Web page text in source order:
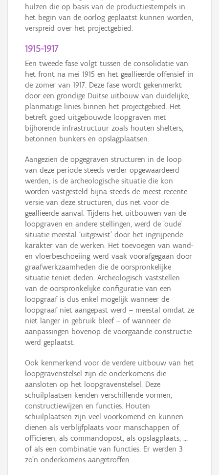
hulzen die op basis van de productiestempels in
het begin van de oorlog geplaatst kunnen worden,
verspreid over het projectgebied.
1915-1917
Een tweede fase volgt tussen de consolidatie van
het front na mei 1915 en het geallieerde offensief in
de zomer van 1917. Deze fase wordt gekenmerkt
door een grondige Duitse uitbouw van duidelijke,
planmatige linies binnen het projectgebied. Het
betreft goed uitgebouwde loopgraven met
bijhorende infrastructuur zoals houten shelters,
betonnen bunkers en opslagplaatsen.
Aangezien de opgegraven structuren in de loop
van deze periode steeds verder opgewaardeerd
werden, is de archeologische situatie die kon
worden vastgesteld bijna steeds de meest recente
versie van deze structuren, dus net voor de
geallieerde aanval. Tijdens het uitbouwen van de
loopgraven en andere stellingen, werd de ‘oude’
situatie meestal ‘uitgewist’ door het ingrijpende
karakter van de werken. Het toevoegen van wand-
en vloerbeschoeiing werd vaak voorafgegaan door
graafwerkzaamheden die de oorspronkelijke
situatie teniet deden. Archeologisch vaststellen
van de oorspronkelijke configuratie van een
loopgraaf is dus enkel mogelijk wanneer de
loopgraaf niet aangepast werd – meestal omdat ze
niet langer in gebruik bleef – of wanneer de
aanpassingen bovenop de voorgaande constructie
werd geplaatst.
Ook kenmerkend voor de verdere uitbouw van het
loopgravenstelsel zijn de onderkomens die
aansloten op het loopgravenstelsel. Deze
schuilplaatsen kenden verschillende vormen,
constructiewijzen en functies. Houten
schuilplaatsen zijn veel voorkomend en kunnen
dienen als verblijfplaats voor manschappen of
officieren, als commandopost, als opslagplaats, ...
of als een combinatie van functies. Er werden 3
zo’n onderkomens aangetroffen.